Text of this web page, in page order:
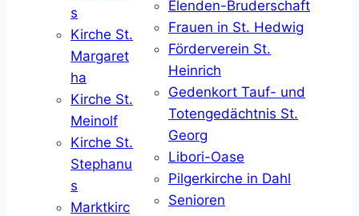
s
Kirche St.
Margaret
ha
Kirche St.
Meinolf
Kirche St.
Stephanu
s
Marktkirc
Elenden-Bruderschaft
Frauen in St. Hedwig
Förderverein St.
Heinrich
Gedenkort Tauf- und
Totengedächtnis St.
Georg
Libori-Oase
Pilgerkirche in Dahl
Senioren